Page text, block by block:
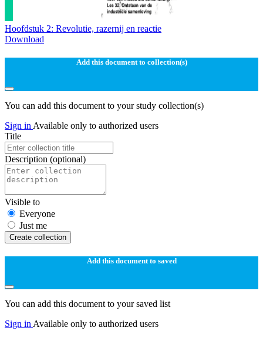
Hoofdstuk 2: Revolutie, razernij en reactie
Download
Add this document to collection(s)
You can add this document to your study collection(s)
Sign in Available only to authorized users
Title
Description (optional)
Visible to
Everyone
Just me
Create collection
Add this document to saved
You can add this document to your saved list
Sign in Available only to authorized users